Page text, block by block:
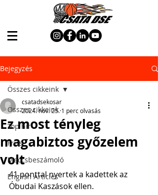
Bejegyzés
Összes cikkeink
Top hír
Friss
Meccsbeszámoló
English Articles
Összes cikkeink
Ez most tényleg
magabiztos győzelem
volt
csatadsekosar
2024. nov. 25. 1 perc olvasás
41 ponttal nyertek a kadettek az
Óbudai Kaszások ellen.